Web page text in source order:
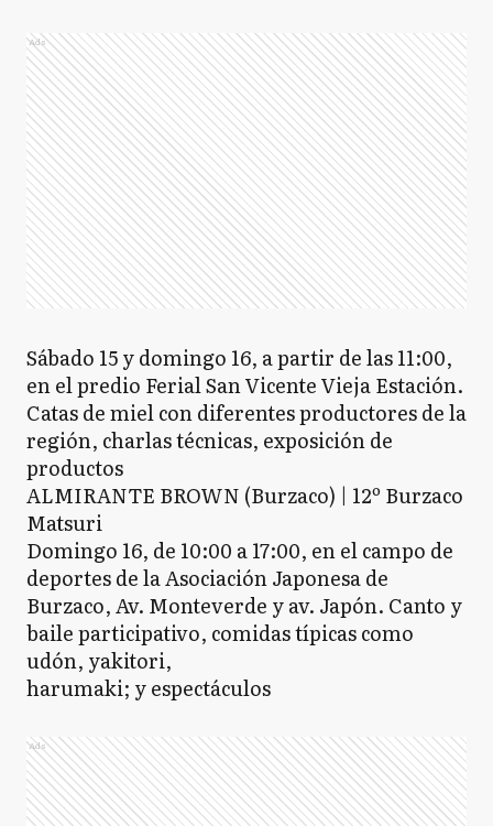
Ads
Sábado 15 y domingo 16, a partir de las 11:00,
en el predio Ferial San Vicente Vieja Estación.
Catas de miel con diferentes productores de la
región, charlas técnicas, exposición de
productos
ALMIRANTE BROWN (Burzaco) | 12º Burzaco
Matsuri
Domingo 16, de 10:00 a 17:00, en el campo de
deportes de la Asociación Japonesa de
Burzaco, Av. Monteverde y av. Japón. Canto y
baile participativo, comidas típicas como
udón, yakitori,
harumaki; y espectáculos
Ads